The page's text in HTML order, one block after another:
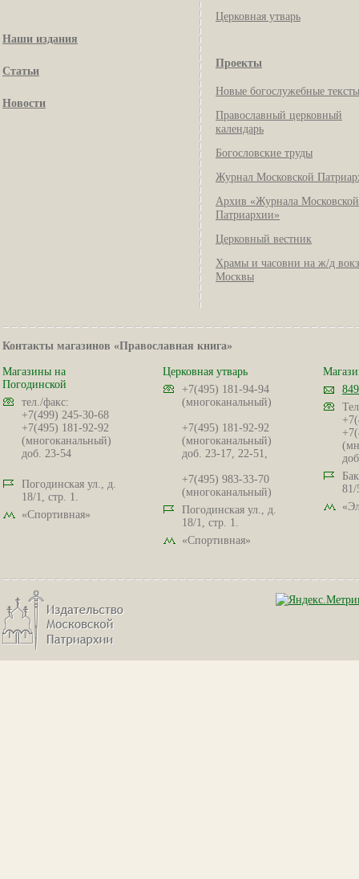
Наши издания
Статьи
Новости
Церковная утварь
Проекты
Новые богослужебные тексты
Православный церковный
календарь
Богословские труды
Журнал Московской
Архив «Журнала Московской
Патриархии»
Церковный вестник
Храмы и часовни на ж/д
Москвы
Контакты магазинов «Православная книга»
Магазины на
Погодинской
тел./факс:
+7(499) 245-30-68
+7(495) 181-92-92
(многоканальный)
доб. 23-54
Погодинская ул., д.
18/1, стр. 1.
«Спортивная»
Церковная утварь
+7(495) 181-94-94
(многоканальный)
+7(495) 181-92-92
(многоканальный)
доб. 23-17, 22-51,
+7(495) 983-33-70
(многоканальный)
Погодинская ул., д.
18/1, стр. 1.
«Спортивная»
81/